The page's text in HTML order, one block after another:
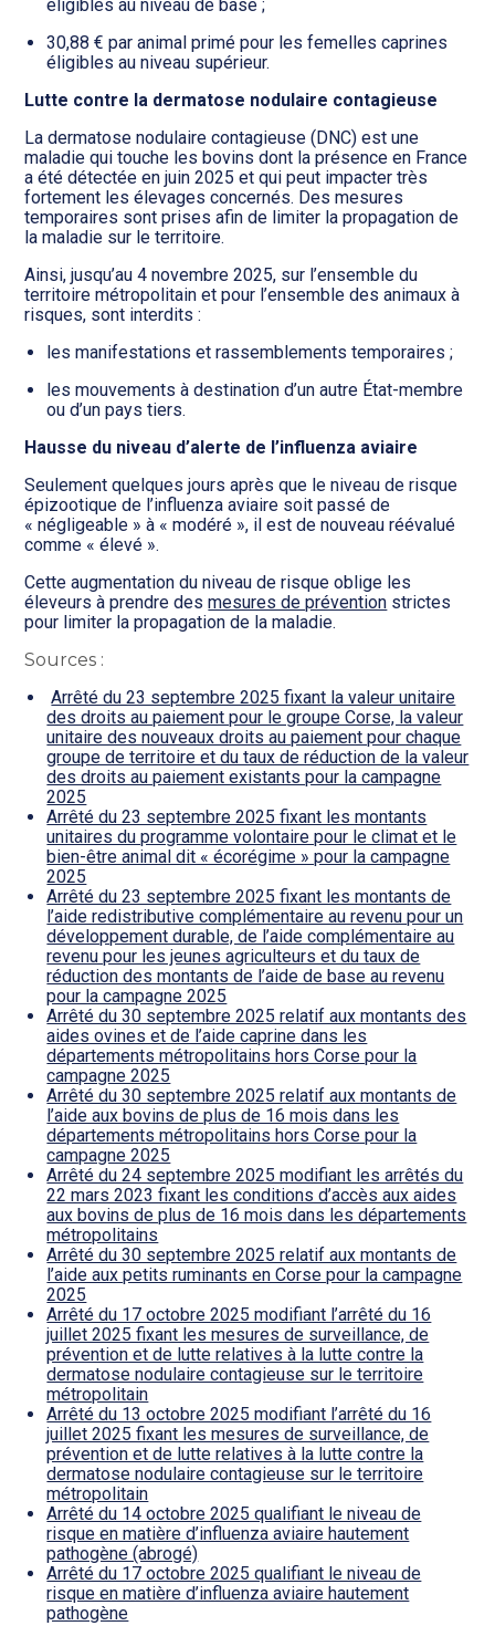
éligibles au niveau de base ;
30,88 € par animal primé pour les femelles caprines
éligibles au niveau supérieur.
Lutte contre la dermatose nodulaire contagieuse
La dermatose nodulaire contagieuse (DNC) est une
maladie qui touche les bovins dont la présence en France
a été détectée en juin 2025 et qui peut impacter très
fortement les élevages concernés. Des mesures
temporaires sont prises afin de limiter la propagation de
la maladie sur le territoire.
Ainsi, jusqu’au 4 novembre 2025, sur l’ensemble du
territoire métropolitain et pour l’ensemble des animaux à
risques, sont interdits :
les manifestations et rassemblements temporaires ;
les mouvements à destination d’un autre État-membre
ou d’un pays tiers.
Hausse du niveau d’alerte de l’influenza aviaire
Seulement quelques jours après que le niveau de risque
épizootique de l’influenza aviaire soit passé de
« négligeable » à « modéré », il est de nouveau réévalué
comme « élevé ».
Cette augmentation du niveau de risque oblige les
éleveurs à prendre desmesures de prévention strictes
pour limiter la propagation de la maladie.
Sources :
Arrêté du 23 septembre 2025 fixant la valeur unitaire
des droits au paiement pour le groupe Corse, la valeur
unitaire des nouveaux droits au paiement pour chaque
groupe de territoire et du taux de réduction de la valeur
des droits au paiement existants pour la campagne
2025
Arrêté du 23 septembre 2025 fixant les montants
unitaires du programme volontaire pour le climat et le
bien-être animal dit « écorégime » pour la campagne
2025
Arrêté du 23 septembre 2025 fixant les montants de
l’aide redistributive complémentaire au revenu pour un
développement durable, de l’aide complémentaire au
revenu pour les jeunes agriculteurs et du taux de
réduction des montants de l’aide de base au revenu
pour la campagne 2025
Arrêté du 30 septembre 2025 relatif aux montants des
aides ovines et de l’aide caprine dans les
départements métropolitains hors Corse pour la
campagne 2025
Arrêté du 30 septembre 2025 relatif aux montants de
l’aide aux bovins de plus de 16 mois dans les
départements métropolitains hors Corse pour la
campagne 2025
Arrêté du 24 septembre 2025 modifiant les arrêtés du
22 mars 2023 fixant les conditions d’accès aux aides
aux bovins de plus de 16 mois dans les départements
métropolitains
Arrêté du 30 septembre 2025 relatif aux montants de
l’aide aux petits ruminants en Corse pour la campagne
2025
Arrêté du 17 octobre 2025 modifiant l’arrêté du 16
juillet 2025 fixant les mesures de surveillance, de
prévention et de lutte relatives à la lutte contre la
dermatose nodulaire contagieuse sur le territoire
métropolitain
Arrêté du 13 octobre 2025 modifiant l’arrêté du 16
juillet 2025 fixant les mesures de surveillance, de
prévention et de lutte relatives à la lutte contre la
dermatose nodulaire contagieuse sur le territoire
métropolitain
Arrêté du 14 octobre 2025 qualifiant le niveau de
risque en matière d’influenza aviaire hautement
pathogène (abrogé)
Arrêté du 17 octobre 2025 qualifiant le niveau de
risque en matière d’influenza aviaire hautement
pathogène